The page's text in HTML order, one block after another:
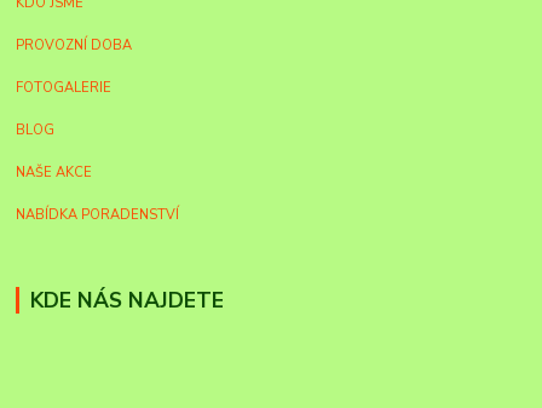
PROVOZNÍ DOBA
FOTOGALERIE
BLOG
NAŠE AKCE
NABÍDKA PORADENSTVÍ
KDE NÁS NAJDETE